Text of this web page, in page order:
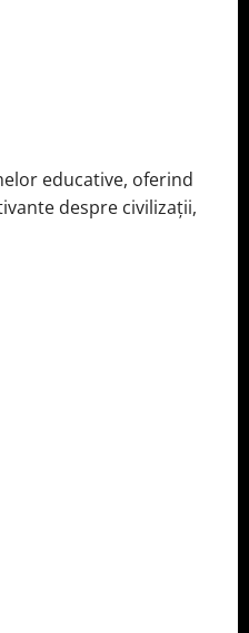
educative, oferind
despre civilizații,